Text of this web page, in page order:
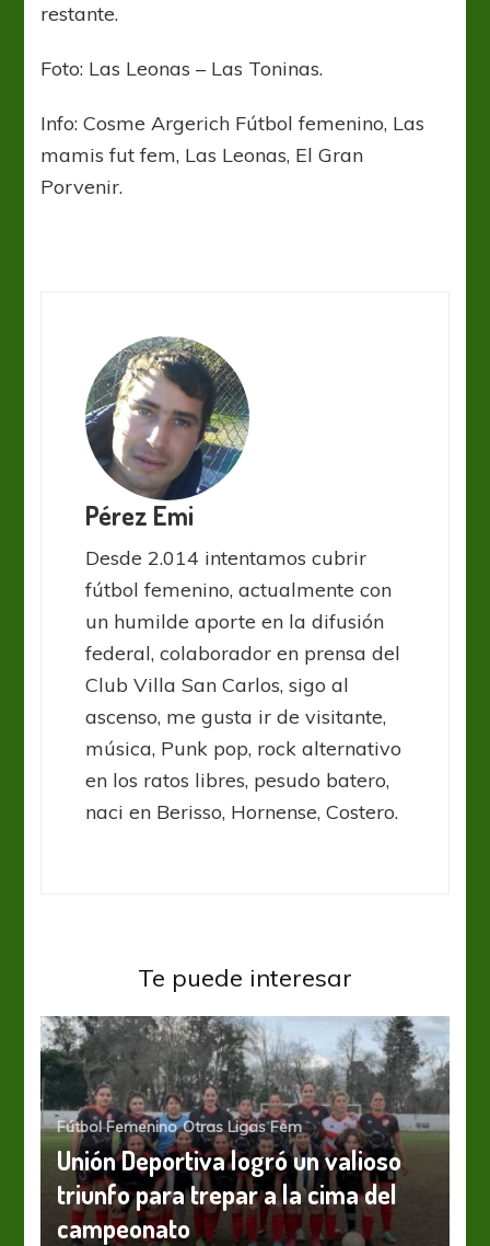
restante.
Foto: Las Leonas – Las Toninas.
Info: Cosme Argerich Fútbol femenino, Las
mamis fut fem, Las Leonas, El Gran
Porvenir.
Pérez Emi
Desde 2.014 intentamos cubrir
fútbol femenino, actualmente con
un humilde aporte en la difusión
federal, colaborador en prensa del
Club Villa San Carlos, sigo al
ascenso, me gusta ir de visitante,
música, Punk pop, rock alternativo
en los ratos libres, pesudo batero,
naci en Berisso, Hornense, Costero.
Te puede interesar
Fútbol Femenino Otras Ligas Fem
Unión Deportiva logró un valioso
triunfo para trepar a la cima del
campeonato